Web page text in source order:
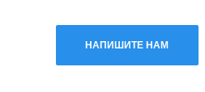
НАПИШИТЕ НАМ